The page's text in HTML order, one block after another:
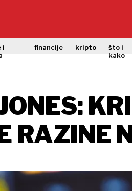
i
financije kripto
što i
kako
RAZINE